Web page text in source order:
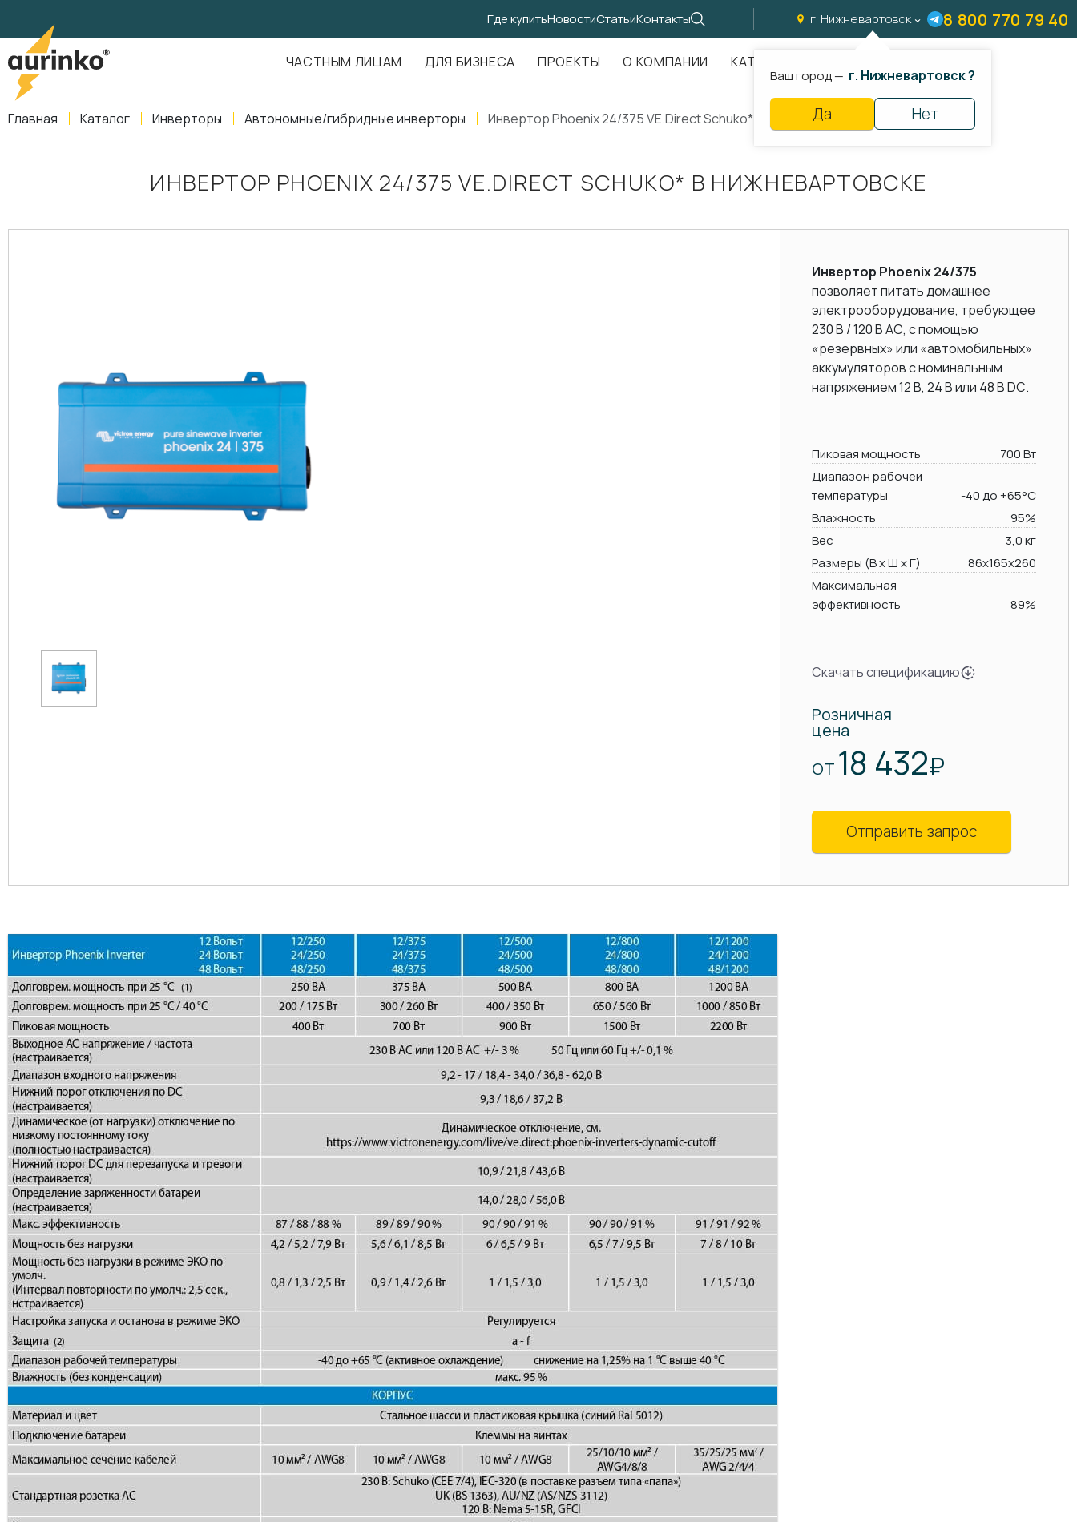
Где купитьНовостиСтатьиКонтакты г. Нижневартовск
Ваш город — г. Нижневартовск ?
Да Нет
8 800 770 79 40
ЧАСТНЫМ ЛИЦАМ ДЛЯ БИЗНЕСА ПРОЕКТЫ О КОМПАНИИ КАТАЛОГ
Главная Каталог Инверторы Автономные/гибридные инверторы Инвертор Phoenix 24/375 VE.Direct Schuko*
ИНВЕРТОР PHOENIX 24/375 VE.DIRECT SCHUKO* В НИЖНЕВАРТОВСКЕ
Инвертор Phoenix 24/375
позволяет питать домашнее
электрооборудование, требующее
230 В / 120 В AC, с помощью
«резервных» или «автомобильных»
аккумуляторов с номинальным
напряжением 12 В, 24 В или 48 В DC.
Пиковая мощность
700 Вт
Диапазон рабочей
температуры
-40 до +65°C
Влажность
95%
Вес
3,0 кг
Размеры (В х Ш х Г)
86x165x260
Максимальная
эффективность
89%
Скачать спецификацию
Розничная
цена
ОТ 18 432₽
Отправить запрос
,Свердловская область
ул.Амундсена, д. 107, оф. 707
info@aurinkos.com
8-800-770-79-40